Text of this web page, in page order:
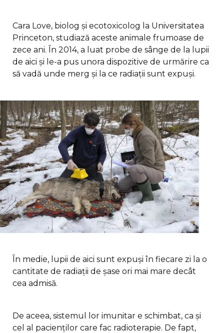
Cara Love, biolog și ecotoxicolog la Universitatea
Princeton, studiază aceste animale frumoase de
zece ani. În 2014, a luat probe de sânge de la lupii
de aici și le-a pus unora dispozitive de urmărire ca
să vadă unde merg și la ce radiații sunt expuși.
În medie, lupii de aici sunt expuși în fiecare zi la o
cantitate de radiații de șase ori mai mare decât
cea admisă.
De aceea, sistemul lor imunitar e schimbat, ca și
cel al pacienților care fac radioterapie. De fapt,